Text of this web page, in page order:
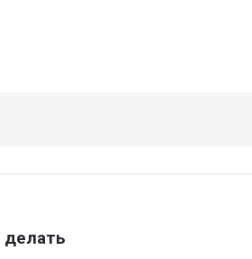
делать